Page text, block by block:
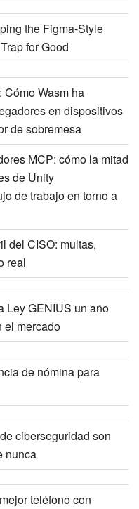
the Figma-Style
for Good
Wasm ha
en dispositivos
de sobremesa
MCP: cómo la mitad
de Unity
de trabajo en torno a
del CISO: multas,
real
Ley GENIUS un año
el mercado
de nómina para
ciberseguridad son
nunca
teléfono con